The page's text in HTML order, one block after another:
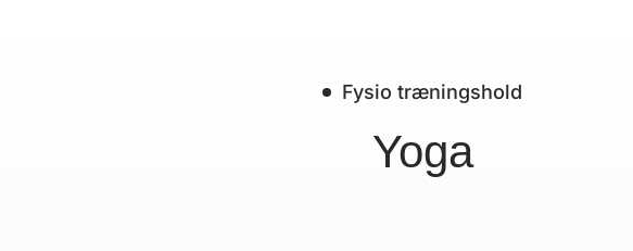
Fysio træningshold
Yoga